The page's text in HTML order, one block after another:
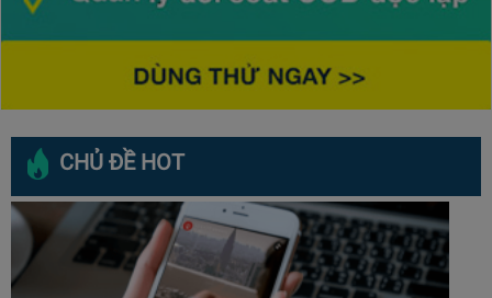
CHỦ ĐỀ HOT